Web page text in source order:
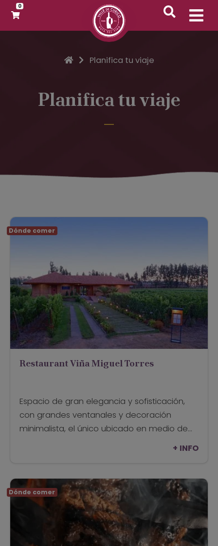
0
InicioPlanifica tu viaje
Planifica tu viaje
Dónde comer
Restaurant Viña Miguel Torres
Espacio de gran elegancia y sofisticación,
con grandes ventanales y decoración
minimalista, el único ubicado en medio de
+ INFO
Dónde comer